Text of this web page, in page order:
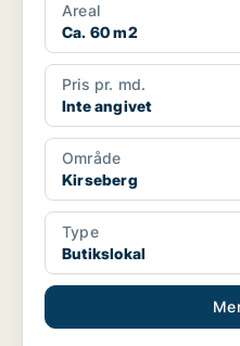
Areal
Ca. 60 m2
Pris pr. md.
Inte angivet
Område
Kirseberg
Type
Butikslokal